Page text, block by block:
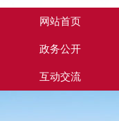
网站首页
政务公开
互动交流